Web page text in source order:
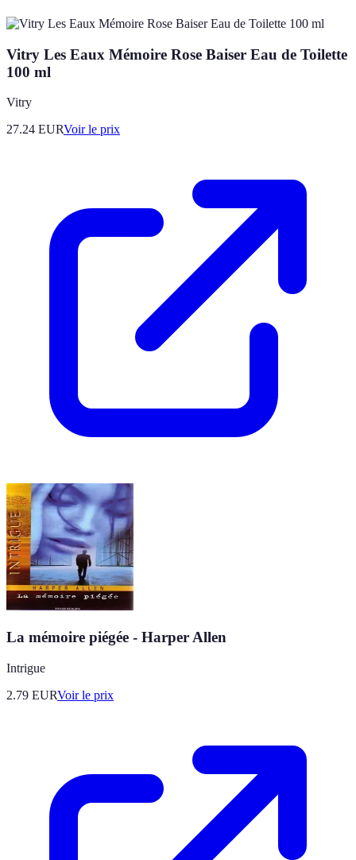
Vitry Les Eaux Mémoire Rose Baiser Eau de Toilette
100 ml
Vitry
27.24 EURVoir le prix
La mémoire piégée - Harper Allen
Intrigue
2.79 EURVoir le prix